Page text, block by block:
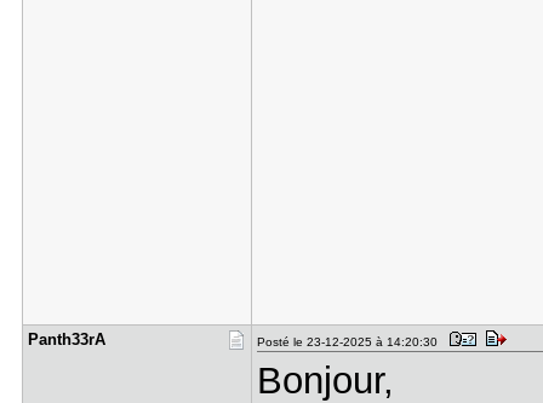
Panth33rA Posté le 23-12-2025 à 14:20:30
Bonjour,